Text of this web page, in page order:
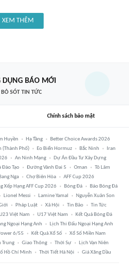
XEM THÊM
DỤNG BÁO MỚI
SÓT TIN TỨC
Chính sách bảo mật
Huyền Hạ Tầng
Better Choice Awards 2026
(thành Phố) Eo Biển Hormuz Bắc Ninh
Iran
An Ninh Mạng
Dự Án Đầu Tư Xây Dựng
Đào Tạo Đường Vành Đai 5 Oman
Tô Lâm
Nga Chợ Biên Hòa
AFF Cup 2026
Xếp Hạng AFF Cup 2026 Bóng Đá
Báo Bóng Đá
Lionel Messi Lamine Yamal
Nguyễn Xuân Son
Pháp Luật Xã Hội Tin Bão
Tin Tức
Việt Nam U17 Việt Nam
Kết Quả Bóng Đá
Ngoại Hạng Anh
Lịch Thi Đấu Ngoại Hạng Anh
6/55 Kết Quả Xổ Số
Xổ Số Miền Nam
Trung Giao Thông Thời Sự
Lịch Vạn Niên
Hồ Chí Minh Thời Tiết Hà Nội Giá Xăng Dầu